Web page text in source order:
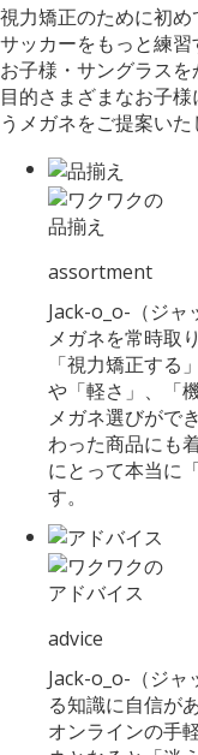
視力矯正のために初
サッカーをもっと練
お子様・サングラス
目的さまざまなお子
うメガネをご提案いた
品揃え
assortment
Jack-o_o-（ジャ
メガネを常時取
「視力矯正する
や「軽さ」、「
メガネ選びがで
わった商品にも
にとって本当に
す。
アドバイス
advice
Jack-o_o-（ジャ
る知識に自信が
オンラインの手